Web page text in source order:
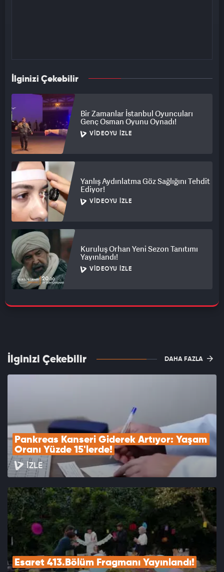
İlginizi Çekebilir
Bir Zamanlar İstanbul Oyuncuları
Genç Osman Oyunu Oynadı!
VIDEOYU İZLE
Yanlış Aydınlatma Göz Sağlığını Tehdit
Ediyor!
VIDEOYU İZLE
Kuruluş Orhan Yeni Sezon Tanıtımı
Yayınlandı!
VIDEOYU İZLE
İlginizi Çekebilir DAHA FAZLA
Pankreas Kanseri Giderek Artıyor: Yaşam
Oranı Yüzde 15'lerde!
İZLE
Esaret 413.Bölüm Fragmanı Yayınlandı!